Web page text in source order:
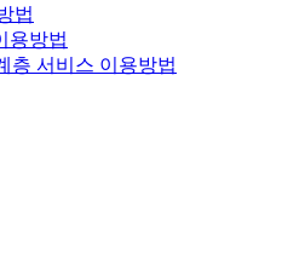
법
용방법
층 서비스 이용방법